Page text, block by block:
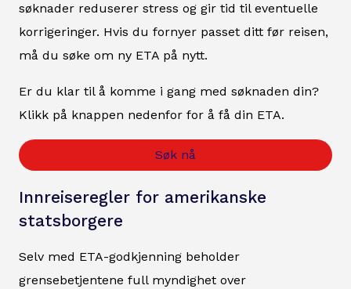
søknader reduserer stress og gir tid til eventuelle
korrigeringer. Hvis du fornyer passet ditt før reisen,
må du søke om ny ETA på nytt.
Er du klar til å komme i gang med søknaden din?
Klikk på knappen nedenfor for å få din ETA.
Søk nå
Innreiseregler for amerikanske
statsborgere
Selv med ETA-godkjenning beholder
grensebetjentene full myndighet over